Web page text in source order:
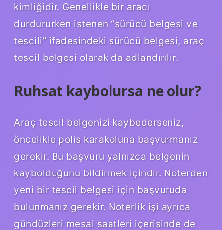
kimliğidir. Genellikle bir aracı
durdururken istenen “sürücü belgesi ve
tescili” ifadesindeki sürücü belgesi, araç
tescil belgesi olarak da adlandırılır.
Ruhsat kaybolursa ne olur?
Araç tescil belgenizi kaybederseniz,
öncelikle polis karakoluna başvurmanız
gerekir. Bu başvuru yalnızca belgenin
kaybolduğunu bildirmek içindir. Noterden
yeni bir tescil belgesi için başvuruda
bulunmanız gerekir. Noterlik işi ayrıca
gündüzleri mesai saatleri içerisinde de